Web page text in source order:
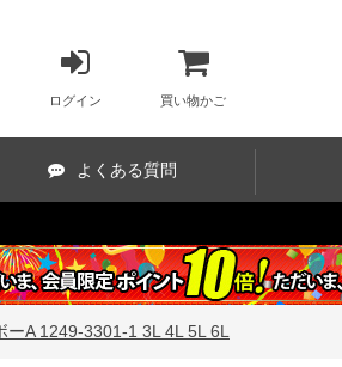
ログイン 買い物かご
よくある質問
A 1249-3301-1 3L 4L 5L 6L